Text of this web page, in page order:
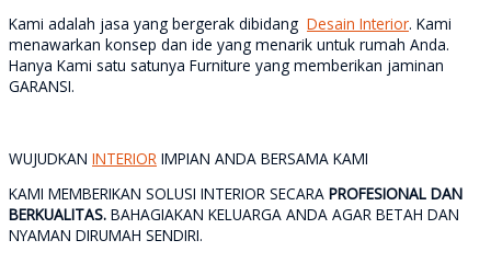
Kami adalah jasa yang bergerak dibidang Desain Interior. Kami
menawarkan konsep dan ide yang menarik untuk rumah Anda.
Hanya Kami satu satunya Furniture yang memberikan jaminan
GARANSI.
WUJUDKAN INTERIOR IMPIAN ANDA BERSAMA KAMI
KAMI MEMBERIKAN SOLUSI INTERIOR SECARA PROFESIONAL DAN
BERKUALITAS. BAHAGIAKAN KELUARGA ANDA AGAR BETAH DAN
NYAMAN DIRUMAH SENDIRI.